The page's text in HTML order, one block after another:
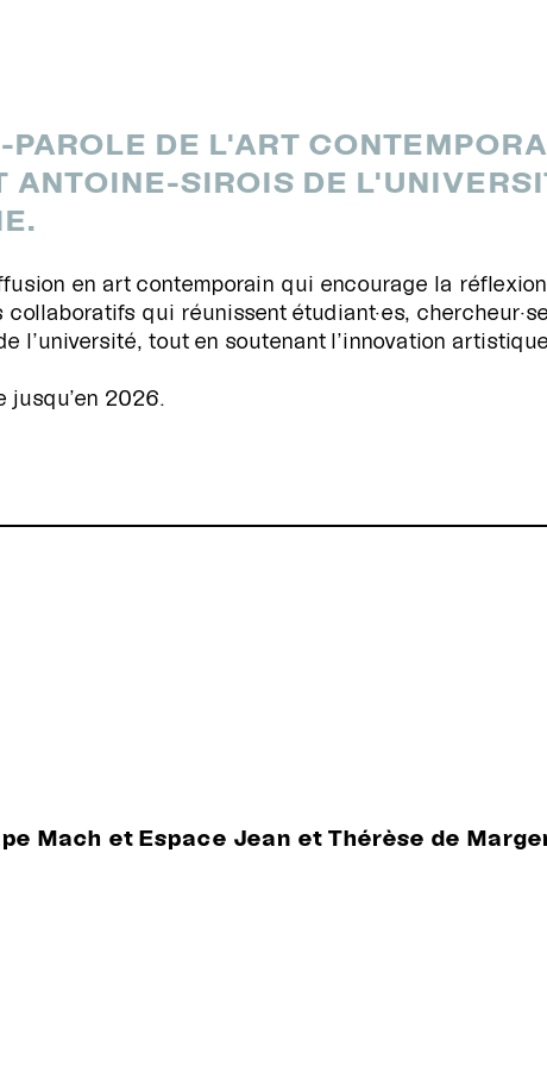
DE L'ART
SIROIS DE
Mach et Espace Jean et Thérèse de
en art contemporain qui encourage la
qui réunissent étudiant·es,
l’université, tout en soutenant l’innovation
jusqu’en 2026.